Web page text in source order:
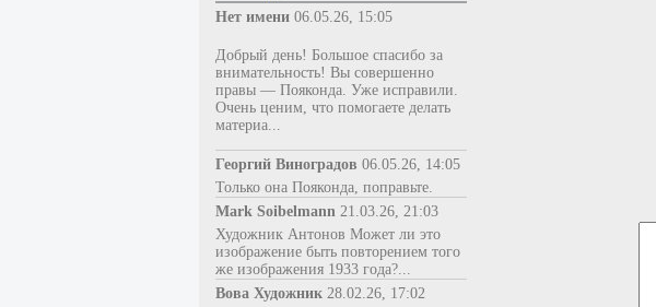
Нет имени 06.05.26, 15:05
Добрый день! Большое спасибо за
внимательность! Вы совершенно
правы — Пояконда. Уже исправили.
Очень ценим, что помогаете делать
материа...
Георгий Виноградов 06.05.26, 14:05
Только она Пояконда, поправьте.
Mark Soibelmann 21.03.26, 21:03
Художник Антонов Может ли это
изображение быть повторением того
же изображения 1933 года?...
Вова Художник 28.02.26, 17:02